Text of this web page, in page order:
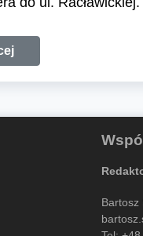
Bartosz